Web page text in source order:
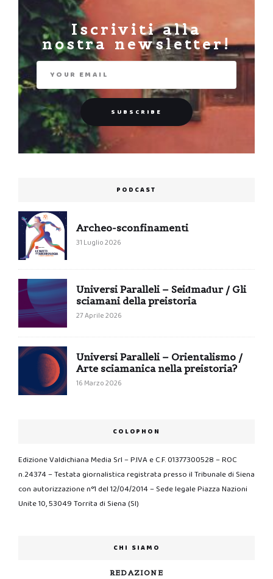
Iscriviti alla
nostra newsletter!
PODCAST
Archeo-sconfinamenti
31 Luglio 2026
Universi Paralleli – Seiđmađur / Gli
sciamani della preistoria
27 Aprile 2026
Universi Paralleli – Orientalismo /
Arte sciamanica nella preistoria?
16 Marzo 2026
COLOPHON
Edizione Valdichiana Media Srl – P.IVA e C.F. 01377300528 – ROC
n.24374 – Testata giornalistica registrata presso il Tribunale di Siena
con autorizzazione n°1 del 12/04/2014 – Sede legale Piazza Nazioni
Unite 10, 53049 Torrita di Siena (SI)
CHI SIAMO
REDAZIONE